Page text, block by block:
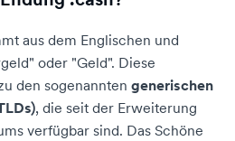
aus dem Englischen und
oder "Geld". Diese
den sogenannten generischen
, die seit der Erweiterung
verfügbar sind. Das Schöne